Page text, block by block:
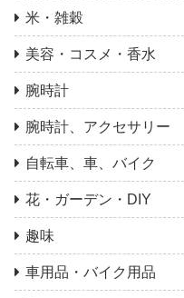
米・雑穀
美容・コスメ・香水
腕時計
腕時計、アクセサリー
自転車、車、バイク
花・ガーデン・DIY
趣味
車用品・バイク用品